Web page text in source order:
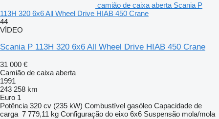
camião de caixa aberta Scania P
113H 320 6x6 All Wheel Drive HIAB 450 Crane
44
VÍDEO
Scania P 113H 320 6x6 All Wheel Drive HIAB 450 Crane
31 000 €
Camião de caixa aberta
1991
243 258 km
Euro 1
Potência 320 cv (235 kW) Combustível gasóleo Capacidade de
carga 7 779,11 kg Configuração do eixo 6x6 Suspensão mola/mola